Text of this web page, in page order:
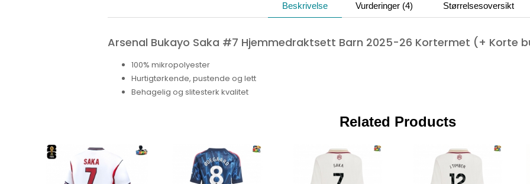
Beskrivelse Vurderinger (4) Størrelsesoversikt
Arsenal Bukayo Saka #7 Hjemmedraktsett Barn 2025-26 Kortermet (+ Korte
100% mikropolyester
Hurtigtørkende, pustende og lett
Behagelig og slitesterk kvalitet
Related Products